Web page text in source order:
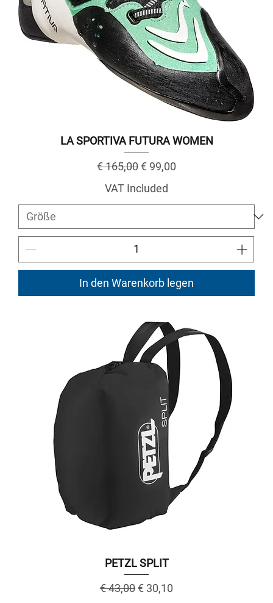
LA SPORTIVA FUTURA WOMEN
Regular Price
€ 165,00Sale Price
€ 99,00
VAT Included
In den Warenkorb legen
PETZL SPLIT
Regular Price
€ 43,00Sale Price
€ 30,10